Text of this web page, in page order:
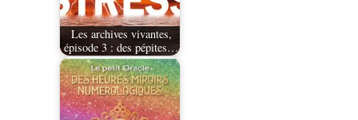
Les archives vivantes,
épisode 3 : des pépites…